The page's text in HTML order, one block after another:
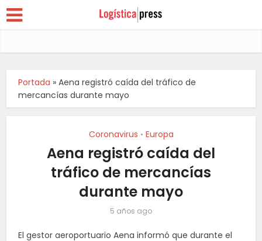
Portada »Aena registró caída del tráfico de
mercancías durante mayo
Coronavirus • Europa
Aena registró caída del
tráfico de mercancías
durante mayo
5 años ago
El gestor aeroportuario Aena informó que durante el